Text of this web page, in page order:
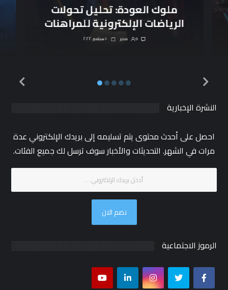
ملوك العودة: تحليل تحولات
الرياضات الإلكترونية للمراهنات
١٠ سبتمبر، ٢٠٢٢ مدیر 0
النشرة الإخبارية
احصل على أحدث محتوى يتم تسليمه إلى بريدك الإلكتروني عدة
مرات في الشهر. التحديثات والأخبار سوف ترسل لك جميع الفئات.
نضم الان
الرموز الاجتماعية